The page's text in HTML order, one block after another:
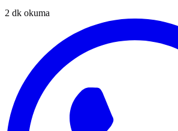
2 dk okuma